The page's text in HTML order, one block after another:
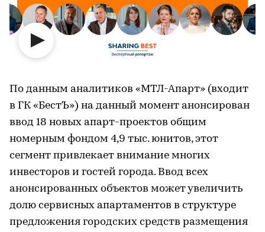
По данным аналитиков «МТЛ-Апарт» (входит
в ГК «БестЪ») на данный момент анонсирован
ввод 18 новых апарт-проектов общим
номерным фондом 4,9 тыс. юнитов, этот
сегмент привлекает внимание многих
инвесторов и гостей города. Ввод всех
анонсированных объектов может увеличить
долю сервисных апартаментов в структуре
предложения городских средств размещения